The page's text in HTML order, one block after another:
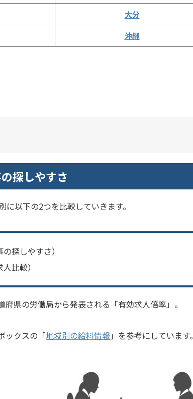
大分
沖縄
探しやすさ
に以下の2つを比較していきます。
探しやすさ）
比較）
県の労働局から発表される「有効求人倍率」。
ックスの「地域別の給料情報 」を参考にしています。